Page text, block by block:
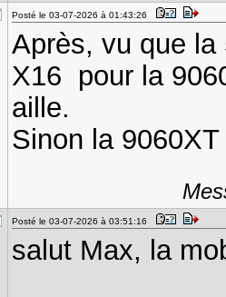
Posté le 03-07-2026 à 01:43:26
Après, vu que
X16 pour la
aille.
Sinon la
Posté le 03-07-2026 à 03:51:16
salut Max, la